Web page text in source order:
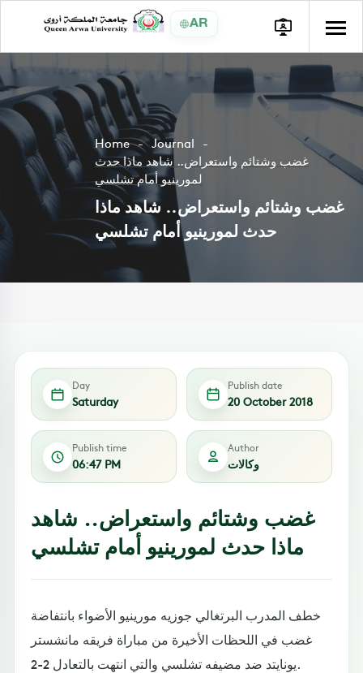
AR
Home
Journal
غضب وشتائم واستعراض.. شاهد ماذا حدث
لمورينيو أمام تشلسي
غضب وشتائم واستعراض.. شاهد ماذا
حدث لمورينيو أمام تشلسي
Day
Saturday
Publish date
20 October 2018
Publish time
06:47 PM
Author
وكالات
غضب وشتائم واستعراض.. شاهد
ماذا حدث لمورينيو أمام تشلسي
خطف المدرب البرتغالي جوزيه مورينيو الأضواء بانتفاضة
غضب في اللحظات الأخيرة من مباراة فريقه مانشستر
يونايتد ضد مضيفه تشلسي والتي انتهت بالتعادل 2-2.